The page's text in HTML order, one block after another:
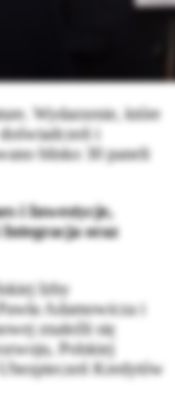
Wydarzenie, które
i
blisko 30 paneli
i Inwestycje,
Integracja oraz
Izby
Adamowicza i
znaleźli się
Polskiej
Kredytów